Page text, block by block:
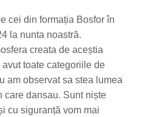
cei din formația Bosfor în
la nunta noastră.
creata de aceștia
toate categoriile de
am observat sa stea lumea
care dansau. Sunt niște
cu siguranță vom mai